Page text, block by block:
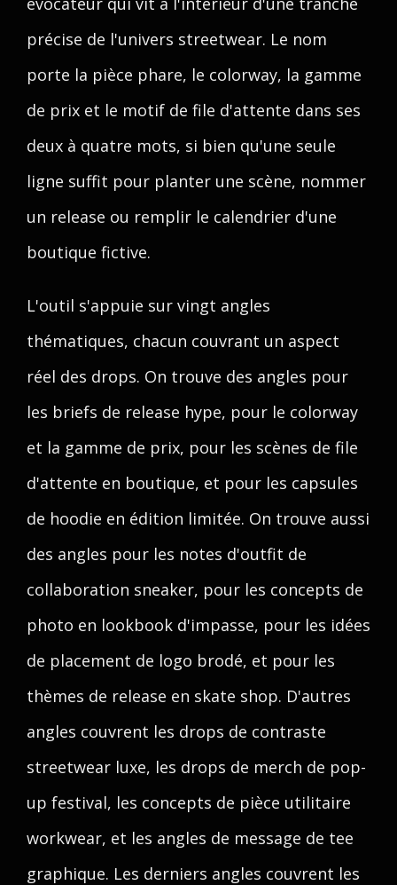
précise de l'univers streetwear. Le nom
porte la pièce phare, le colorway, la gamme
de prix et le motif de file d'attente dans ses
deux à quatre mots, si bien qu'une seule
ligne suffit pour planter une scène, nommer
un release ou remplir le calendrier d'une
boutique fictive.
L'outil s'appuie sur vingt angles
thématiques, chacun couvrant un aspect
réel des drops. On trouve des angles pour
les briefs de release hype, pour le colorway
et la gamme de prix, pour les scènes de file
d'attente en boutique, et pour les capsules
de hoodie en édition limitée. On trouve aussi
des angles pour les notes d'outfit de
collaboration sneaker, pour les concepts de
photo en lookbook d'impasse, pour les idées
de placement de logo brodé, et pour les
thèmes de release en skate shop. D'autres
angles couvrent les drops de contraste
streetwear luxe, les drops de merch de pop-
up festival, les concepts de pièce utilitaire
workwear, et les angles de message de tee
graphique. Les derniers angles couvrent les